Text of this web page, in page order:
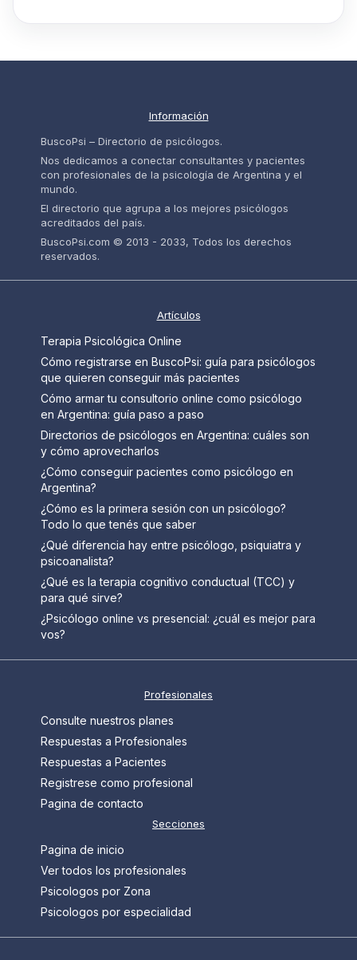
Información
BuscoPsi – Directorio de psicólogos.
Nos dedicamos a conectar consultantes y pacientes
con profesionales de la psicología de Argentina y el
mundo.
El directorio que agrupa a los mejores psicólogos
acreditados del país.
BuscoPsi.com © 2013 - 2033, Todos los derechos
reservados.
Artículos
Terapia Psicológica Online
Cómo registrarse en BuscoPsi: guía para psicólogos
que quieren conseguir más pacientes
Cómo armar tu consultorio online como psicólogo
en Argentina: guía paso a paso
Directorios de psicólogos en Argentina: cuáles son
y cómo aprovecharlos
¿Cómo conseguir pacientes como psicólogo en
Argentina?
¿Cómo es la primera sesión con un psicólogo?
Todo lo que tenés que saber
¿Qué diferencia hay entre psicólogo, psiquiatra y
psicoanalista?
¿Qué es la terapia cognitivo conductual (TCC) y
para qué sirve?
¿Psicólogo online vs presencial: ¿cuál es mejor para
vos?
Profesionales
Consulte nuestros planes
Respuestas a Profesionales
Respuestas a Pacientes
Registrese como profesional
Pagina de contacto
Secciones
Pagina de inicio
Ver todos los profesionales
Psicologos por Zona
Psicologos por especialidad